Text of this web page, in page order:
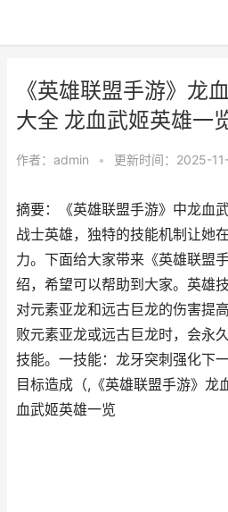
《英雄联盟手游》龙
大全 龙血武姬英雄一
作者： admin • 更新时间：2025-
摘要：《英雄联盟手游》中龙血
战士英雄，独特的技能机制让她
力。下面给大家带来《英雄联盟
绍，希望可以帮助到大家。英雄
对元素亚龙和远古巨龙的伤害提
败元素亚龙或远古巨龙时，会永
技能。一技能：龙牙突刺强化下
目标造成（,《英雄联盟手游》龙
血武姬英雄一览